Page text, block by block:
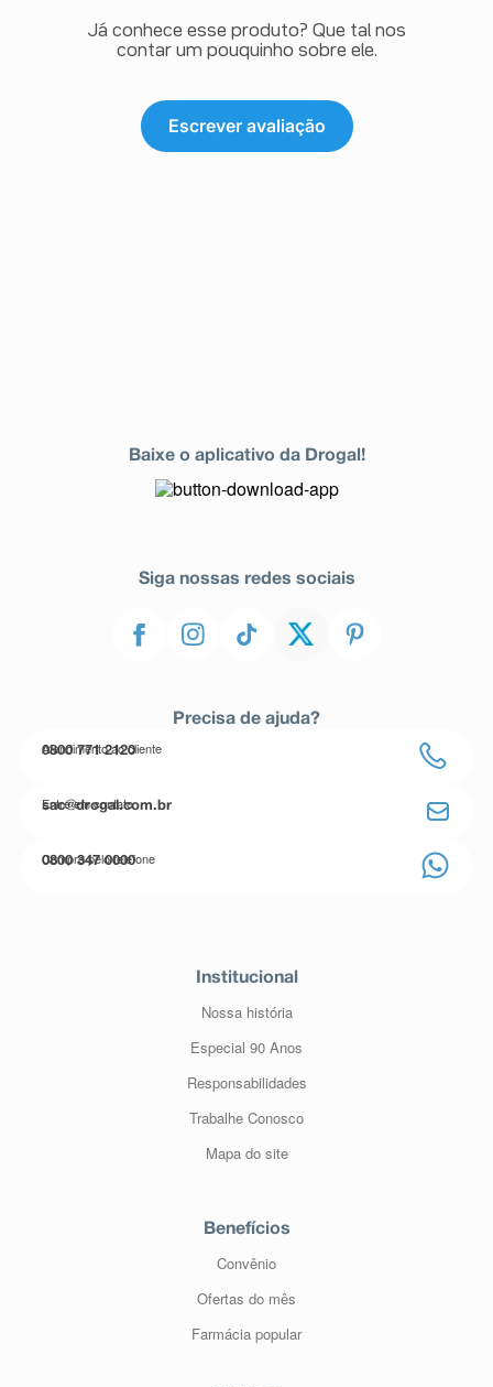
Já conhece esse produto? Que tal nos
contar um pouquinho sobre ele.
Escrever avaliação
Baixe o aplicativo da Drogal!
Siga nossas redes sociais
Precisa de ajuda?
Atendimento ao cliente
0800 771 2120
Entre em contato
sac@drogal.com.br
Compre pelo telefone
0800 347 0000
Institucional
Nossa história
Especial 90 Anos
Responsabilidades
Trabalhe Conosco
Mapa do site
Benefícios
Convênio
Ofertas do mês
Farmácia popular